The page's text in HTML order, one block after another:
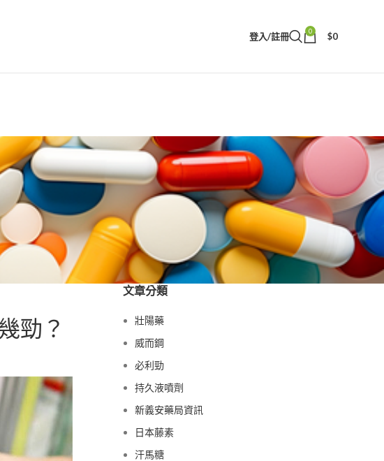
登入/註冊 0 $0
勁？
文章分類
壯陽藥
威而鋼
必利勁
持久液噴劑
新義安藥局資訊
日本藤素
汗馬糖